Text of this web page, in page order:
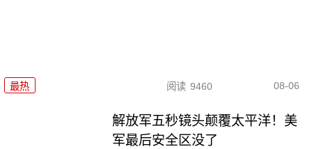
最热 阅读 9460 08-06
解放军五秒镜头颠覆太平洋！美
军最后安全区没了